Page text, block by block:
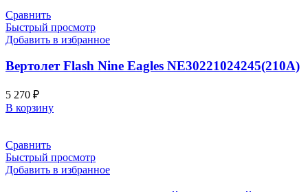
Сравнить
Быстрый просмотр
Добавить в избранное
Вертолет Flash Nine Eagles NE30221024245(210A)
5 270 ₽
В корзину
Сравнить
Быстрый просмотр
Добавить в избранное